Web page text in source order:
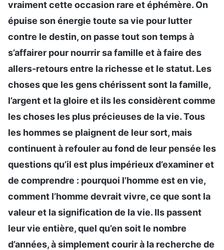
vraiment cette occasion rare et éphémère. On
épuise son énergie toute sa vie pour lutter
contre le destin, on passe tout son temps à
s’affairer pour nourrir sa famille et à faire des
allers-retours entre la richesse et le statut. Les
choses que les gens chérissent sont la famille,
l’argent et la gloire et ils les considèrent comme
les choses les plus précieuses de la vie. Tous
les hommes se plaignent de leur sort, mais
continuent à refouler au fond de leur pensée les
questions qu’il est plus impérieux d’examiner et
de comprendre : pourquoi l’homme est en vie,
comment l’homme devrait vivre, ce que sont la
valeur et la signification de la vie. Ils passent
leur vie entière, quel qu’en soit le nombre
d’années, à simplement courir à la recherche de